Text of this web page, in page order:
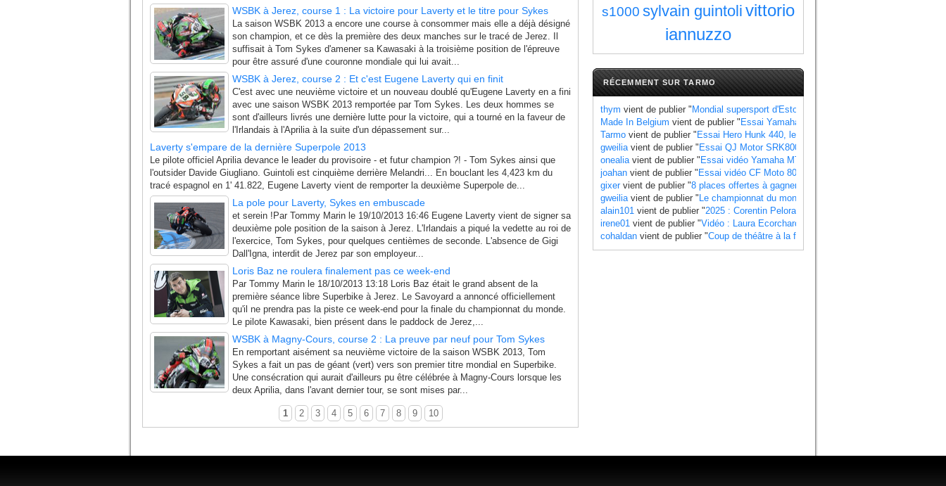
WSBK à Jerez, course 1 : La victoire pour Laverty et le titre pour Sykes
La saison WSBK 2013 a encore une course à consommer mais elle a déjà désigné
son champion, et ce dès la première des deux manches sur le tracé de Jerez. Il
suffisait à Tom Sykes d'amener sa Kawasaki à la troisième position de l'épreuve
pour être assuré d'une couronne mondiale qui lui avait...
WSBK à Jerez, course 2 : Et c'est Eugene Laverty qui en finit
C'est avec une neuvième victoire et un nouveau doublé qu'Eugene Laverty en a fini
avec une saison WSBK 2013 remportée par Tom Sykes. Les deux hommes se
sont d'ailleurs livrés une dernière lutte pour la victoire, qui a tourné en la faveur de
l'Irlandais à l'Aprilia à la suite d'un dépassement sur...
Laverty s'empare de la dernière Superpole 2013
Le pilote officiel Aprilia devance le leader du provisoire - et futur champion ?! - Tom Sykes ainsi que
l'outsider Davide Giugliano. Guintoli est cinquième derrière Melandri... En bouclant les 4,423 km du
tracé espagnol en 1' 41.822, Eugene Laverty vient de remporter la deuxième Superpole de...
La pole pour Laverty, Sykes en embuscade
et serein !Par Tommy Marin le 19/10/2013 16:46 Eugene Laverty vient de signer sa
deuxième pole position de la saison à Jerez. L'Irlandais a piqué la vedette au roi de
l'exercice, Tom Sykes, pour quelques centièmes de seconde. L'absence de Gigi
Dall'Igna, interdit de Jerez par son employeur...
Loris Baz ne roulera finalement pas ce week-end
Par Tommy Marin le 18/10/2013 13:18 Loris Baz était le grand absent de la
première séance libre Superbike à Jerez. Le Savoyard a annoncé officiellement
qu'il ne prendra pas la piste ce week-end pour la finale du championnat du monde.
Le pilote Kawasaki, bien présent dans le paddock de Jerez,...
WSBK à Magny-Cours, course 2 : La preuve par neuf pour Tom Sykes
En remportant aisément sa neuvième victoire de la saison WSBK 2013, Tom
Sykes a fait un pas de géant (vert) vers son premier titre mondial en Superbike.
Une consécration qui aurait d'ailleurs pu être célébrée à Magny-Cours lorsque les
deux Aprilia, dans l'avant dernier tour, se sont mises par...
1 2 3 4 5 6 7 8 9 10
s1000 sylvain guintoli vittorio
iannuzzo
RÉCEMMENT SUR TARMO
thym vient de publier " Mondial supersport d'Estoril : Manzi se rapproche du titre au
Made In Belgium vient de publier " Essai Yamaha Ténéré 700 World Raid, les points
Tarmo vient de publier " Essai Hero Hunk 440, les points à retenir
gweiliavient de publier " Essai QJ Motor SRK800, les points à retenir
onealiavient de publier " Essai vidéo Yamaha MT 07 2025 standard et Y AMT
joahan vient de publier " Essai vidéo CF Moto 800 MT X
gixervient de publier "8 places offertes à gagner pour le Grand Prix de France 2025
gweiliavient de publier " Le championnat du monde side-car 2025 a un calendrier
alain101 vient de publier "2025 : Corentin Pelorari sous les couleurs de Honda
irene01 vient de publier "Vidéo : Laura Ecorchard détaille sa saison 2024
cohaldan vient de publier "Coup de théâtre à la finale du Mondial 2024 side-car ,